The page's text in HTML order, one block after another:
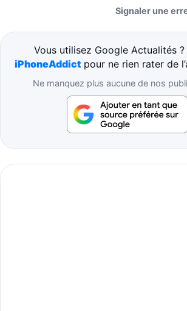
Signaler une
Vous utilisez Google Actualités ?
iPhoneAddict pour ne rien rater de
Ne manquez plus aucune de nos